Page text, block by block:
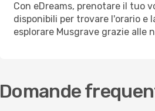
Con eDreams, prenotare il tuo
disponibili per trovare l'orario e
esplorare Musgrave grazie
Domande